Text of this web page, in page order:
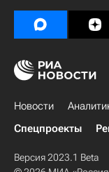
Новости
Спецпроекты
Версия 2023.1 Beta